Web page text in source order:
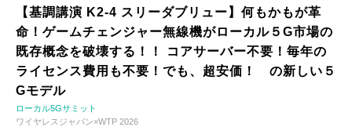
【基調講演 K2-4 スリーダブリュー】何もかもが革
命！ゲームチェンジャー無線機がローカル５G市場の
既存概念を破壊する！！ コアサーバー不要！毎年の
ライセンス費用も不要！でも、超安価！ の新しい５
Gモデル
ローカル5Gサミット
ワイヤレスジャパン×WTP 2026